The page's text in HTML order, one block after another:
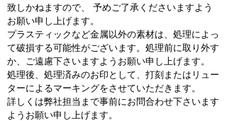
致しかねますので、 予めご了承くださいますよう
お願い申し上げます。
プラスティックなど金属以外の素材は、処理によっ
て破損する可能性がございます。処理前に取り外す
か、ご遠慮下さいますようお願い申し上げます。
処理後、処理済みのお印として、打刻またはリュー
ターによるマーキングをさせていただきます。
詳しくは弊社担当まで事前にお問合わせ下さいます
ようお願い申し上げます。